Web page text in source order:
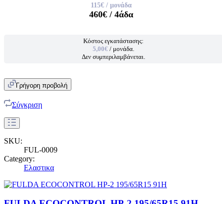
115€/ μονάδα
460€/ 4άδα
Κόστος εγκατάστασης:
5,00€ / μονάδα.
Δεν συμπεριλαμβάνεται.
Γρήγορη προβολή
Σύγκριση
SKU:
FUL-0009
Category:
Ελαστικα